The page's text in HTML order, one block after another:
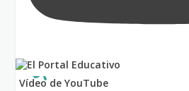
Vídeo de YouTube